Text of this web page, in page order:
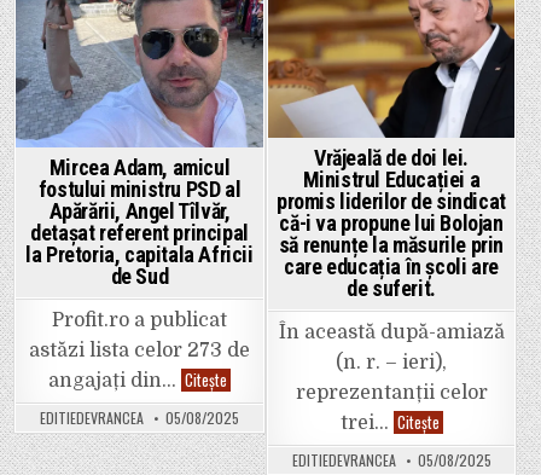
învățământ
preuniversitar
a
plâns
la
Poliție
publicat
poza
perdelele
casă,
în
loc
să
zică
merci
a
fost
făcut
celebru
județ.
in
Mircea Adam, amicul
fostului ministru PSD al
Apărării, Angel Tîlvăr,
detașat referent principal
la Pretoria, capitala Africii
de Sud
Profit.ro a publicat
astăzi lista celor 273 de
angajați din… CiteșteMircea
Adam,
amicul
fostului
ministru
PSD
EDITIEDEVRANCEA 05/08/2025
in
Vrăjeală de doi lei.
Ministrul Educației a
promis liderilor de sindicat
că-i va propune lui Bolojan
să renunțe la măsurile prin
care educația în școli are
de suferit.
În această după-amiază
(n. r. – ieri),
reprezentanții celor
trei… CiteșteVrăjeală
de
doi
lei.
EDITIEDEVRANCEA 05/08/2025